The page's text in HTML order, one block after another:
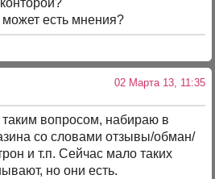
есть мнения?
02 Марта 13, 11:35
таким вопросом, набираю в
со словами отзывы/обман/
и т.п. Сейчас мало таких
но они есть.